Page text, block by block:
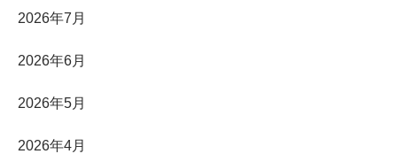
2026年7月
2026年6月
2026年5月
2026年4月